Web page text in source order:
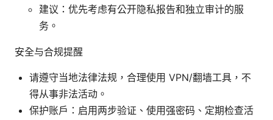
建议：优先考虑有公开隐私报告和独立审计的服
务。
安全与合规提醒
请遵守当地法律法规，合理使用 VPN/翻墙工具，不
得从事非法活动。
保护账户：启用两步验证、使用强密码、定期检查活